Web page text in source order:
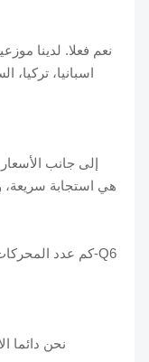
نعم فعلا. لدينا موزعين
اسبانيا، تركيا،
إلى جانب الأسعار
هي استجابة سريعة،
نحن دائما